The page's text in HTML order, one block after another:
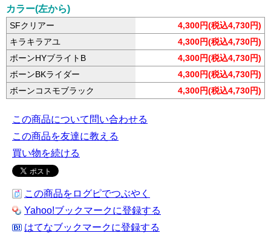
カラー(左から)
SFクリアー
4,300円(税込4,730円)
キラキラアユ
4,300円(税込4,730円)
ボーンHYブライトB
4,300円(税込4,730円)
ボーンBKライダー
4,300円(税込4,730円)
ボーンコスモブラック
4,300円(税込4,730円)
この商品について問い合わせる
この商品を友達に教える
買い物を続ける
この商品をログピでつぶやく
Yahoo!ブックマークに登録する
はてなブックマークに登録する